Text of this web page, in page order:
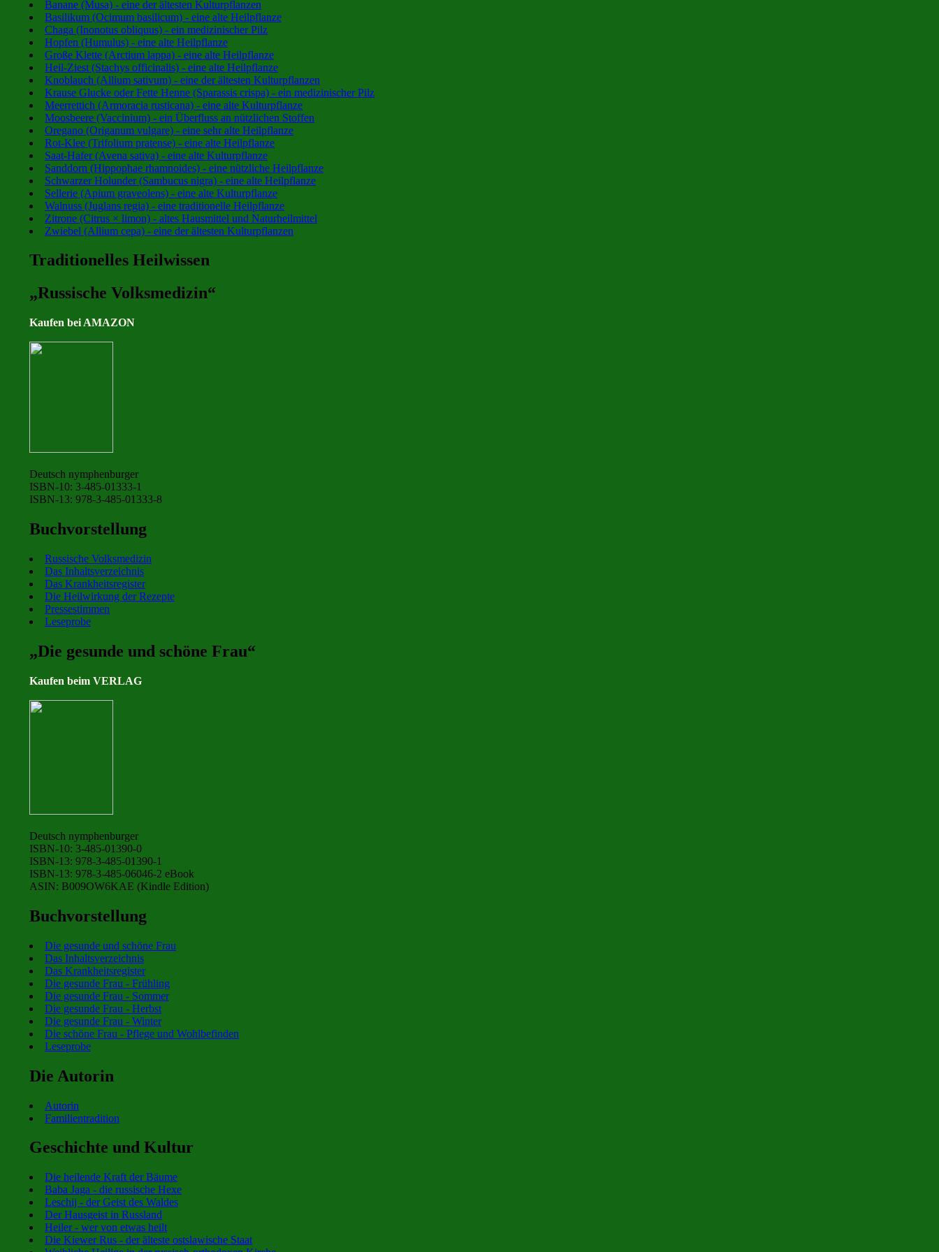
Banane (Musa) - eine der ältesten Kulturpflanzen
Basilikum (Ocimum basilicum) - eine alte Heilpflanze
Chaga (Inonotus obliquus) - ein medizinischer Pilz
Hopfen (Humulus) - eine alte Heilpflanze
Große Klette (Arctium lappa) - eine alte Heilpflanze
Heil-Ziest (Stachys officinalis) - eine alte Heilpflanze
Knoblauch (Allium sativum) - eine der ältesten Kulturpflanzen
Krause Glucke oder Fette Henne (Sparassis crispa) - ein medizinischer Pilz
Meerrettich (Armoracia rusticana) - eine alte Kulturpflanze
Moosbeere (Vaccinium) - ein Überfluss an nützlichen Stoffen
Oregano (Origanum vulgare) - eine sehr alte Heilpflanze
Rot-Klee (Trifolium pratense) - eine alte Heilpflanze
Saat-Hafer (Avena sativa) - eine alte Kulturpflanze
Sanddorn (Hippophae rhamnoides) - eine nützliche Heilpflanze
Schwarzer Holunder (Sambucus nigra) - eine alte Heilpflanze
Sellerie (Apium graveolens) - eine alte Kulturpflanze
Walnuss (Juglans regia) - eine traditionelle Heilpflanze
Zitrone (Citrus × limon) - altes Hausmittel und Naturheilmittel
Zwiebel (Allium cepa) - eine der ältesten Kulturpflanzen
Traditionelles Heilwissen
„Russische Volksmedizin“
Kaufen bei AMAZON
Deutsch nymphenburger
ISBN-10: 3-485-01333-1
ISBN-13: 978-3-485-01333-8
Buchvorstellung
Russische Volksmedizin
Das Inhaltsverzeichnis
Das Krankheitsregister
Die Heilwirkung der Rezepte
Pressestimmen
Leseprobe
„Die gesunde und schöne Frau“
Kaufen beim VERLAG
Deutsch nymphenburger
ISBN-10: 3-485-01390-0
ISBN-13: 978-3-485-01390-1
ISBN-13: 978-3-485-06046-2 eBook
ASIN: B009OW6KAE (Kindle Edition)
Buchvorstellung
Die gesunde und schöne Frau
Das Inhaltsverzeichnis
Das Krankheitsregister
Die gesunde Frau - Frühling
Die gesunde Frau - Sommer
Die gesunde Frau - Herbst
Die gesunde Frau - Winter
Die schöne Frau - Pflege und Wohlbefinden
Leseprobe
Die Autorin
Autorin
Familientradition
Geschichte und Kultur
Die heilende Kraft der Bäume
Baba Jaga - die russische Hexe
Leschij - der Geist des Waldes
Der Hausgeist in Russland
Heiler - wer von etwas heilt
Die Kiewer Rus - der älteste ostslawische Staat